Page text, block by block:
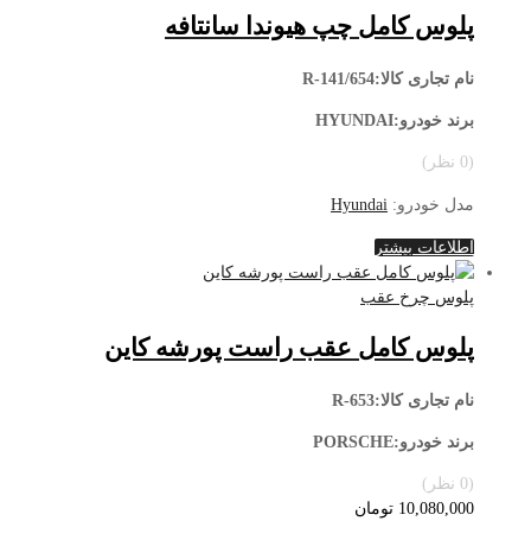
پلوس کامل چپ هیوندا سانتافه
نام تجاری کالا:R-141/654
برند خودرو:HYUNDAI
(0 نظر)
مدل خودرو: Hyundai
اطلاعات بیشتر
پلوس چرخ عقب
پلوس کامل عقب راست پورشه کاین
نام تجاری کالا:R-653
برند خودرو:PORSCHE
(0 نظر)
10,080,000 تومان